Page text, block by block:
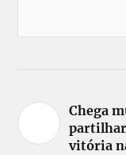
Chega
partilhar
vitória